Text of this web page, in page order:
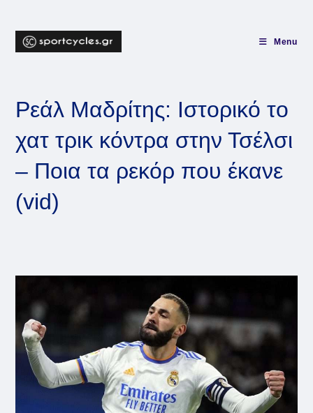
content
Menu
Ρεάλ Μαδρίτης: Ιστορικό το
χατ τρικ κόντρα στην Τσέλσι
– Ποια τα ρεκόρ που έκανε
(vid)